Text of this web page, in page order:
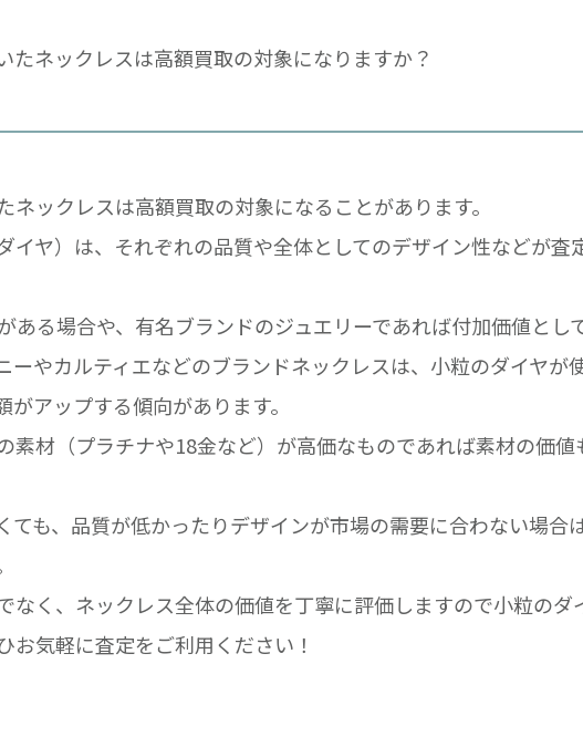
たネックレスは高額買取の対象になりますか？
ックレスは高額買取の対象になることがあります。
イヤ）は、それぞれの品質や全体としてのデザイン性などが査
ある場合や、有名ブランドのジュエリーであれば付加価値とし
ーやカルティエなどのブランドネックレスは、小粒のダイヤが
アップする傾向があります。
素材（プラチナや18金など）が高価なものであれば素材の価値
ても、品質が低かったりデザインが市場の需要に合わない場合
なく、ネックレス全体の価値を丁寧に評価しますので小粒のダ
お気軽に査定をご利用ください！